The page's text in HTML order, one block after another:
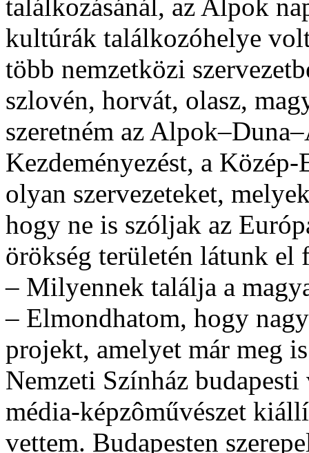
találkozásánál, az Alpok
kultúrák találkozóhelye
több nemzetközi
szlovén, horvát, olasz,
szeretném az
Kezdeményezést, a
olyan szervezeteket,
hogy ne is szóljak az
örökség területén látunk el
– Milyennek találja a
– Elmondhatom, hogy
projekt, amelyet már meg
Nemzeti Színház
média-képzôművészet
vettem. Budapesten